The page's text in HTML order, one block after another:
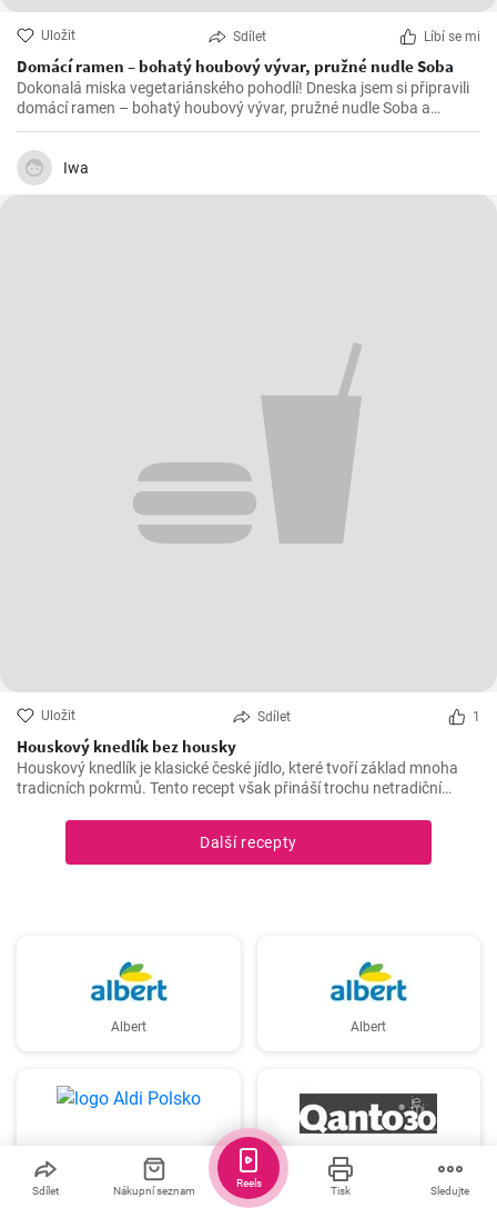
Uložit Sdílet Líbí se mi
Domácí ramen – bohatý houbový vývar, pružné nudle Soba
Dokonalá miska vegetariánského pohodlí! Dneska jsem si připravili
domácí ramen – bohatý houbový vývar, pružné nudle Soba a
hromada lahodných ochucovadel.
Iwa
Uložit Sdílet 1
Houskový knedlík bez housky
Houskový knedlík je klasické české jídlo, které tvoří základ mnoha
tradicních pokrmů. Tento recept však přináší trochu netradiční
Další recepty
Albert Albert
Aldi Polsko Astur & Qanto
Sdílet Nákupní seznam Tisk Sledujte
Reels